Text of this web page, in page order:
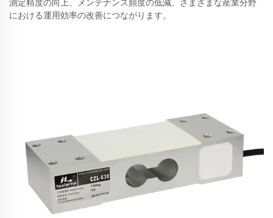
測定精度の向上、メンテナンス頻度の低減、さまざまな産業分野
における運用効率の改善につながります。